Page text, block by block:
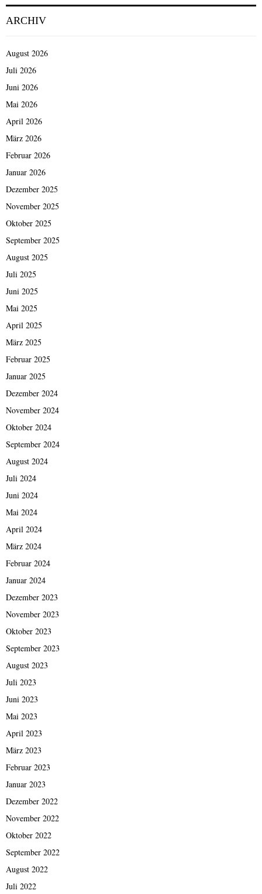
ARCHIV
August 2026
Juli 2026
Juni 2026
Mai 2026
April 2026
März 2026
Februar 2026
Januar 2026
Dezember 2025
November 2025
Oktober 2025
September 2025
August 2025
Juli 2025
Juni 2025
Mai 2025
April 2025
März 2025
Februar 2025
Januar 2025
Dezember 2024
November 2024
Oktober 2024
September 2024
August 2024
Juli 2024
Juni 2024
Mai 2024
April 2024
März 2024
Februar 2024
Januar 2024
Dezember 2023
November 2023
Oktober 2023
September 2023
August 2023
Juli 2023
Juni 2023
Mai 2023
April 2023
März 2023
Februar 2023
Januar 2023
Dezember 2022
November 2022
Oktober 2022
September 2022
August 2022
Juli 2022